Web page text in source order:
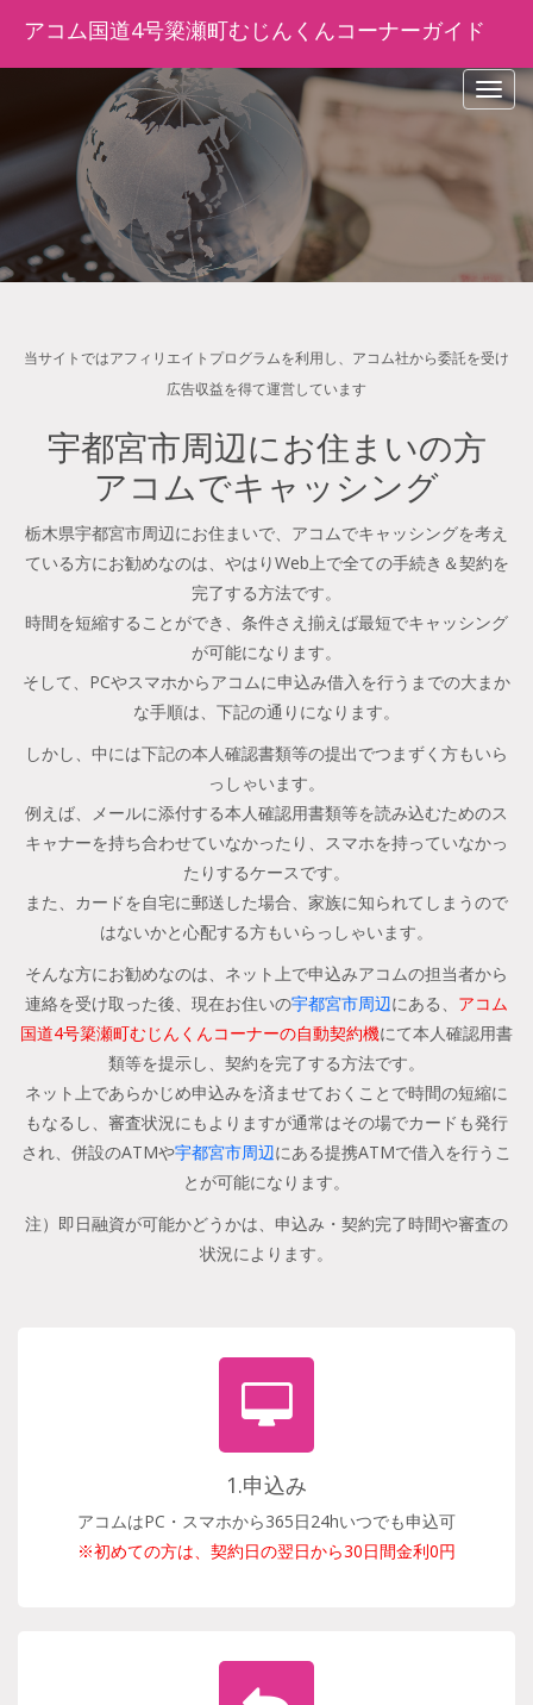
アコム国道4号簗瀬町むじんくんコーナーガイド
当サイトではアフィリエイトプログラムを利用し、アコム社から委託を受け
広告収益を得て運営しています
宇都宮市周辺にお住まいの方
アコムでキャッシング
栃木県宇都宮市周辺にお住まいで、アコムでキャッシングを考え
ている方にお勧めなのは、やはりWeb上で全ての手続き＆契約を
完了する方法です。
時間を短縮することができ、条件さえ揃えば最短でキャッシング
が可能になります。
そして、PCやスマホからアコムに申込み借入を行うまでの大まか
な手順は、下記の通りになります。
しかし、中には下記の本人確認書類等の提出でつまずく方もいら
っしゃいます。
例えば、メールに添付する本人確認用書類等を読み込むためのス
キャナーを持ち合わせていなかったり、スマホを持っていなかっ
たりするケースです。
また、カードを自宅に郵送した場合、家族に知られてしまうので
はないかと心配する方もいらっしゃいます。
そんな方にお勧めなのは、ネット上で申込みアコムの担当者から
連絡を受け取った後、現在お住いの宇都宮市周辺にある、 アコム
国道4号簗瀬町むじんくんコーナーの自動契約機にて本人確認用書
類等を提示し、契約を完了する方法です。
ネット上であらかじめ申込みを済ませておくことで時間の短縮に
もなるし、審査状況にもよりますが通常はその場でカードも発行
され、併設のATMや宇都宮市周辺にある提携ATMで借入を行うこ
とが可能になります。
注）即日融資が可能かどうかは、申込み・契約完了時間や審査の
状況によります。
1.申込み
アコムはPC・スマホから365日24hいつでも申込可
※初めての方は、契約日の翌日から30日間金利0円